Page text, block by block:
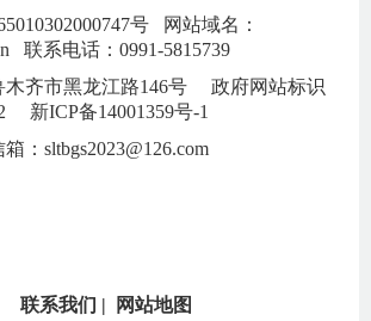
号 网站域名：
联系电话：0991-5815739
木齐市黑龙江路146号 政府网站标识
新ICP备14001359号-1
：sltbgs2023@126.com
联系我们 | 网站地图